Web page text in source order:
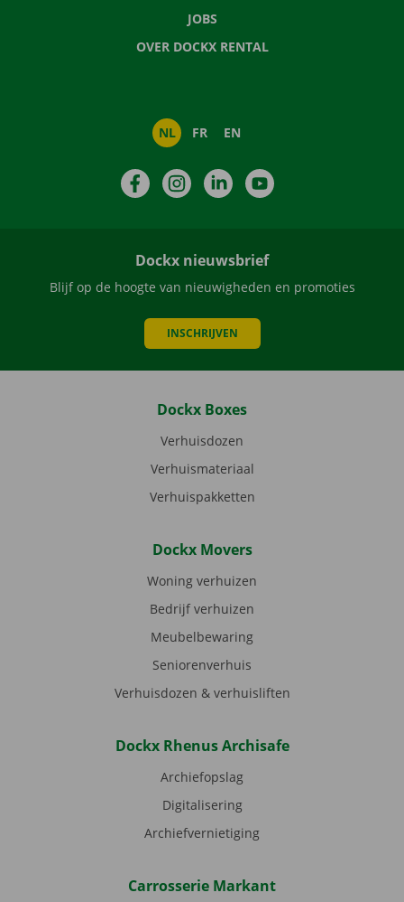
JOBS
OVER DOCKX RENTAL
NL FR EN
FacebookInstagramLinkedIn
Dockx nieuwsbrief
Blijf op de hoogte van nieuwigheden en promoties
INSCHRIJVEN
Dockx Boxes
Verhuisdozen
Verhuismateriaal
Verhuispakketten
Dockx Movers
Woning verhuizen
Bedrijf verhuizen
Meubelbewaring
Seniorenverhuis
Verhuisdozen & verhuisliften
Dockx Rhenus Archisafe
Archiefopslag
Digitalisering
Archiefvernietiging
Carrosserie Markant